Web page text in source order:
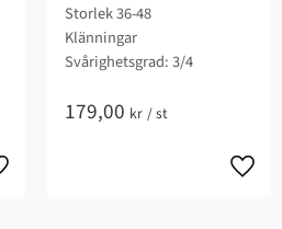
Storlek 36-48
Klänningar
Svårighetsgrad: 3/4
179,00 kr /st